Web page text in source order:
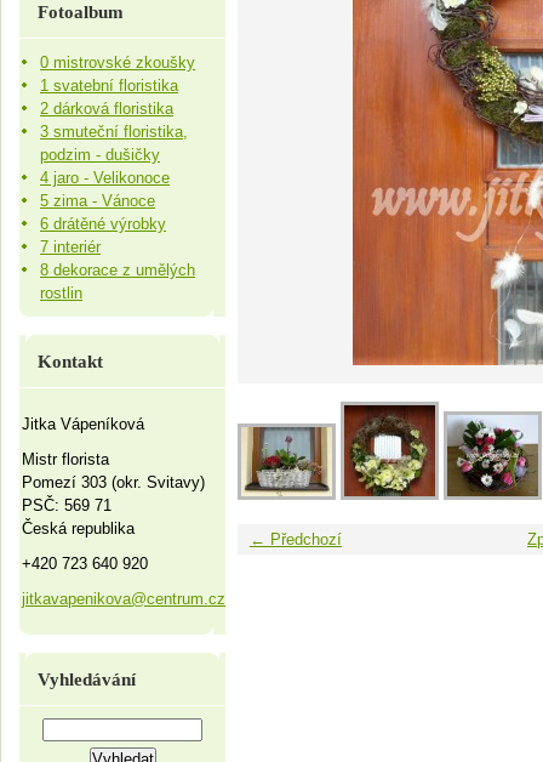
← Předchozí
Fotoalbum
0 mistrovské zkoušky
1 svatební floristika
2 dárková floristika
3 smuteční floristika,
podzim - dušičky
4 jaro - Velikonoce
5 zima - Vánoce
6 drátěné výrobky
7 interiér
8 dekorace z umělých
rostlin
Kontakt
Jitka Vápeníková
Mistr florista
Pomezí 303 (okr. Svitavy)
PSČ: 569 71
Česká republika
+420 723 640 920
jitkavapenikova@centrum.cz
Vyhledávání